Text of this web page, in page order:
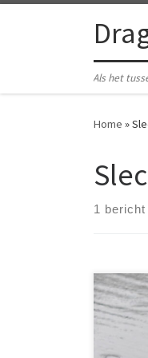
Als het
Home »
1 bericht